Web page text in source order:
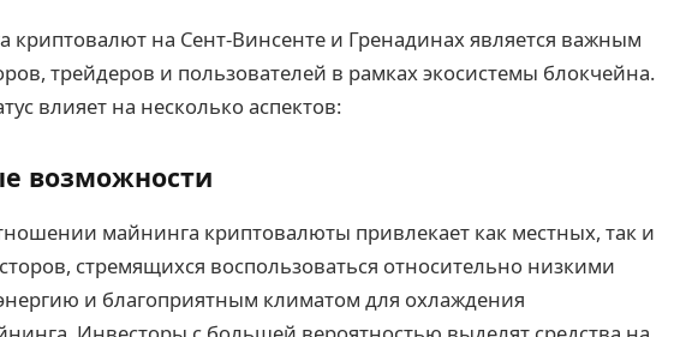
криптовалют на Сент-Винсенте и Гренадинах является важным
трейдеров и пользователей в рамках экосистемы блокчейна.
влияет на несколько аспектов:
возможности
майнинга криптовалюты привлекает как местных, так и
стремящихся воспользоваться относительно низкими
и благоприятным климатом для охлаждения